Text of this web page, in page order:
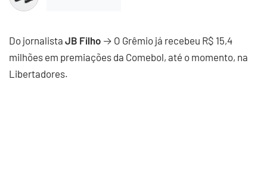
Do jornalista JB Filho → O Grêmio já recebeu R$ 15,4
milhões em premiações da Comebol, até o momento, na
Libertadores.